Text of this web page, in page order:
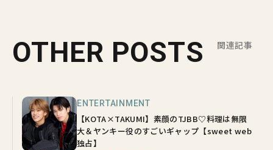
OTHER POSTS 関連記事
ENTERTAINMENT
【KOTA×TAKUMI】素顔のTJBB♡料理は無限
大＆ヤンキー役のすごいギャップ【sweet web
独占】